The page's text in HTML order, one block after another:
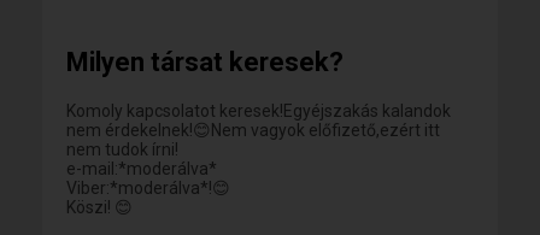
Milyen társat keresek?
Komoly kapcsolatot keresek!Egyéjszakás kalandok
nem érdekelnek!😊Nem vagyok előfizető,ezért itt
nem tudok írni!
e-mail:*moderálva*
Viber:*moderálva*!😊
Köszi! 😊